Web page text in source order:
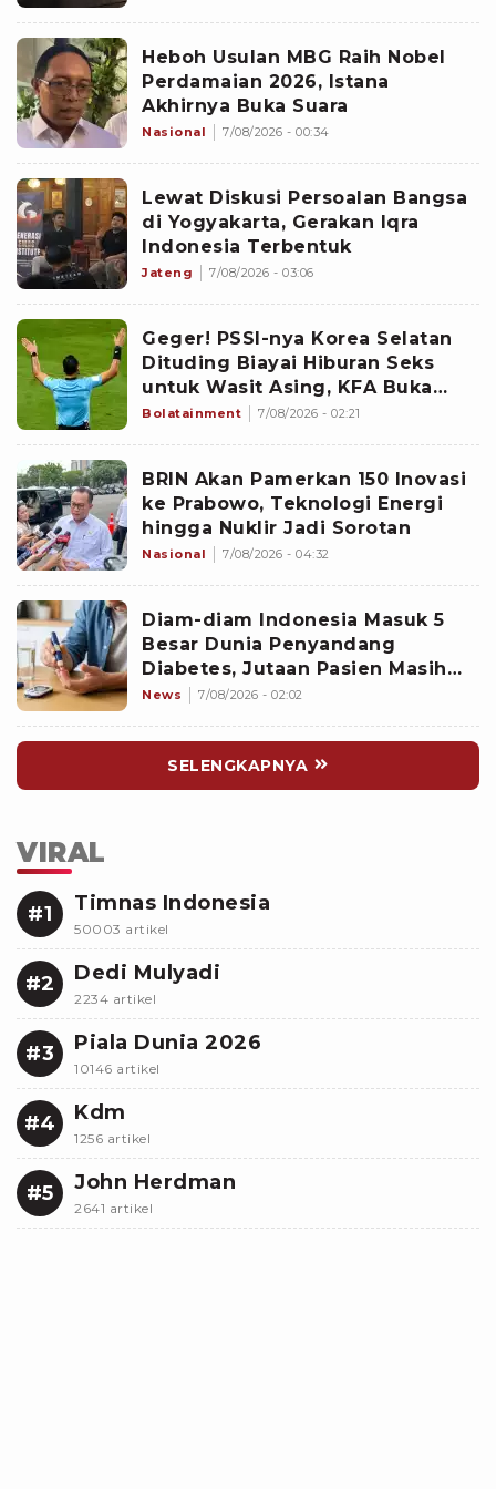
Heboh Usulan MBG Raih Nobel
Perdamaian 2026, Istana
Akhirnya Buka Suara
Nasional 7/08/2026 - 00:34
Lewat Diskusi Persoalan Bangsa
di Yogyakarta, Gerakan Iqra
Indonesia Terbentuk
Jateng 7/08/2026 - 03:06
Geger! PSSI-nya Korea Selatan
Dituding Biayai Hiburan Seks
untuk Wasit Asing, KFA Buka
Suara
Bolatainment 7/08/2026 - 02:21
BRIN Akan Pamerkan 150 Inovasi
ke Prabowo, Teknologi Energi
hingga Nuklir Jadi Sorotan
Nasional 7/08/2026 - 04:32
Diam-diam Indonesia Masuk 5
Besar Dunia Penyandang
Diabetes, Jutaan Pasien Masih
Kesulitan Berobat
News 7/08/2026 - 02:02
SELENGKAPNYA
VIRAL
#1 Timnas Indonesia
50003 artikel
#2 Dedi Mulyadi
2234 artikel
#3 Piala Dunia 2026
10146 artikel
#4 Kdm
1256 artikel
#5 John Herdman
2641 artikel